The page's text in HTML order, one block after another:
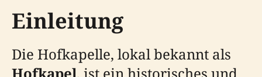
Einleitung
Die Hofkapelle, lokal bekannt als